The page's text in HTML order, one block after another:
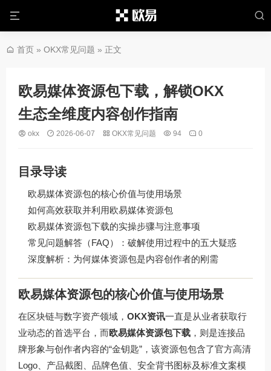
首页 » OKX常见问题 » 正文
欧易媒体资源包下载，解锁OKX
生态全维度内容创作指南
okx 2026-06-07 OKX常见问题 94 0
目录导读
欧易媒体资源包的核心价值与使用场景
如何高效获取并利用欧易媒体资源包
欧易媒体资源包下载的实操步骤与注意事项
常见问题解答（FAQ）：破解使用过程中的五大疑惑
深度解析：为何媒体资源包是内容创作者的刚需
欧易媒体资源包的核心价值与使用场景
在区块链与数字资产领域， OKX资讯一直是从业者获取行
业动态的首选平台，而欧易媒体资源包下载 ，则是连接品
牌形象与创作者内容的“金钥匙”，该资源包包含了官方高清
Logo、产品截图、品牌色值、安全背书图标及标准文案模